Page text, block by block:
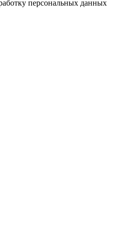
персональных данных